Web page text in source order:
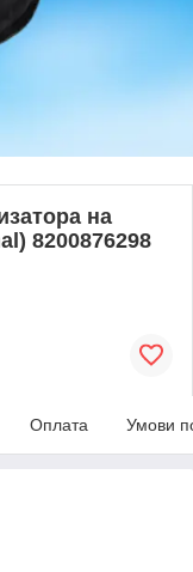
на
8200876298
Оплата Умови